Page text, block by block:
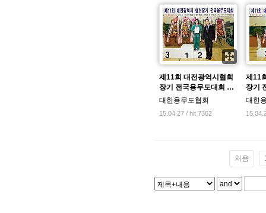
제11회 대전광역시협회
장기 전국용무도대회 …
대한용무도협회
15.04.27 / hit 7362
제11
장기
대한
처음